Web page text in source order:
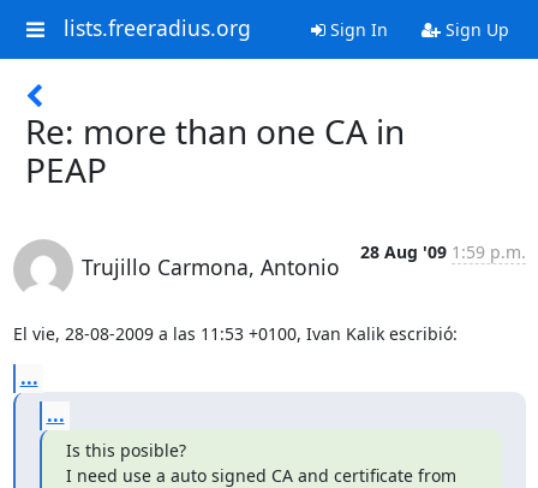
lists.freeradius.org Sign In Sign Up
Re: more than one CA in
PEAP
Trujillo Carmona, Antonio
28 Aug '09 1:59 p.m.
El vie, 28-08-2009 a las 11:53 +0100, Ivan Kalik escribió:
...
...
Is this posible?
I need use a auto signed CA and certificate from